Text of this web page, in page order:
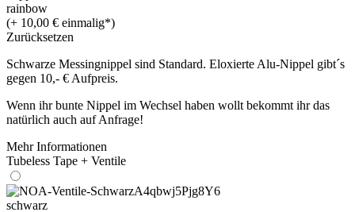
rainbow
(+ 10,00 € einmalig*)
Zurücksetzen
Schwarze Messingnippel sind Standard. Eloxierte Alu-Nippel gibt´s
gegen 10,- € Aufpreis.
Wenn ihr bunte Nippel im Wechsel haben wollt bekommt ihr das
natürlich auch auf Anfrage!
Mehr Informationen
Tubeless Tape + Ventile
schwarz